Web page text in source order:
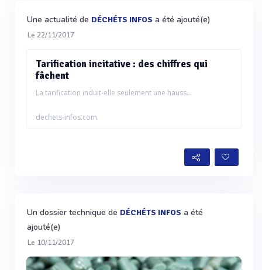
Une actualité de DÉCHÉTS INFOS a été ajouté(e)
Le 22/11/2017
Tarification incitative : des chiffres qui
fâchent
La tarification induit-elle seulement une hauss...
dechets-infos.com
Un dossier technique de DÉCHÉTS INFOS a été
ajouté(e)
Le 10/11/2017